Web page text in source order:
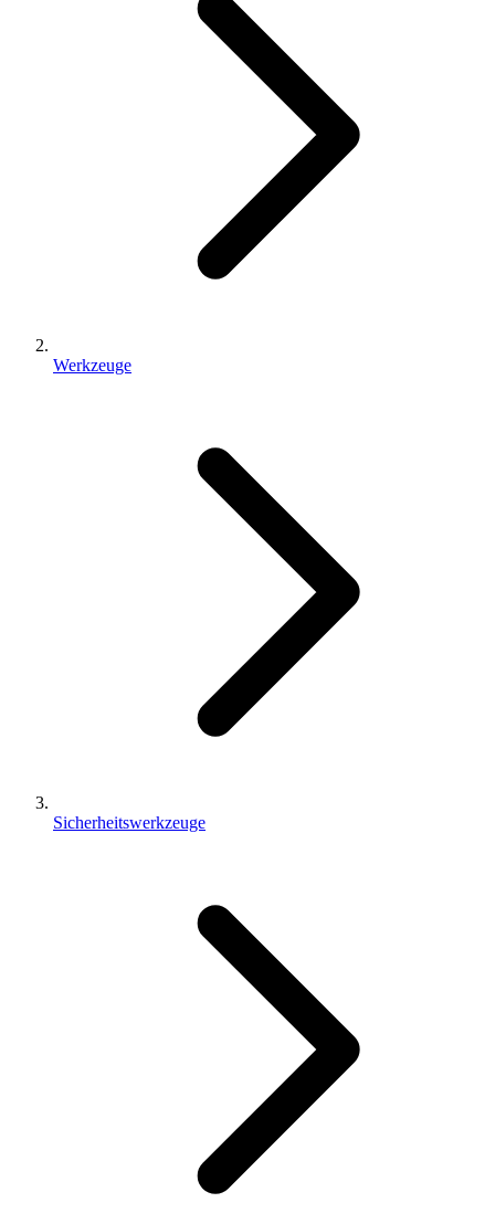
Werkzeuge
Sicherheitswerkzeuge